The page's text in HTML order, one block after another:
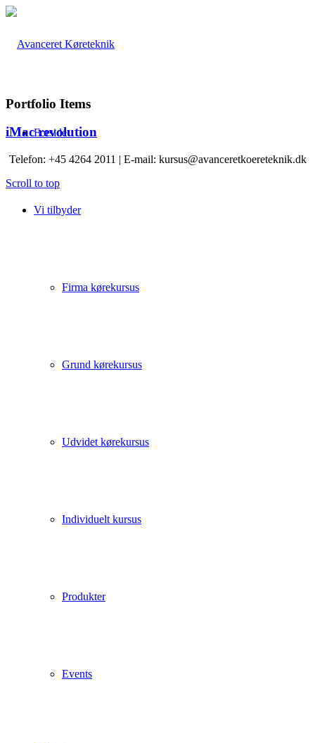
Forside
Vi tilbyder
Firma kørekursus
Grund kørekursus
Udvidet kørekursus
Individuelt kursus
Produkter
Events
Portfolio Items
iMac revolution
Telefon: +45 4264 2011 | E-mail: kursus@avanceretkoereteknik.dk
Scroll to top